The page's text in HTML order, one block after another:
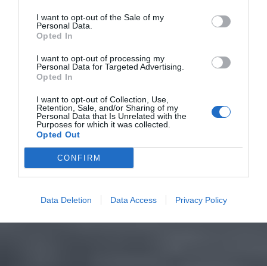
I want to opt-out of the Sale of my
Personal Data.
Opted In
I want to opt-out of processing my
Personal Data for Targeted Advertising.
Opted In
I want to opt-out of Collection, Use,
Retention, Sale, and/or Sharing of my
Personal Data that Is Unrelated with the
Purposes for which it was collected.
Opted Out
CONFIRM
Data Deletion Data Access Privacy Policy